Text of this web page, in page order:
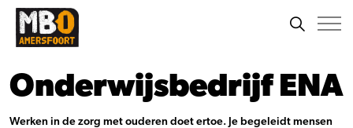
Onderwijsbedrijf ENA
Werken in de zorg met ouderen doet ertoe. Je begeleidt mensen